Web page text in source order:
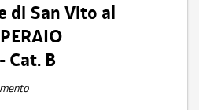
di San Vito al
Cat. B